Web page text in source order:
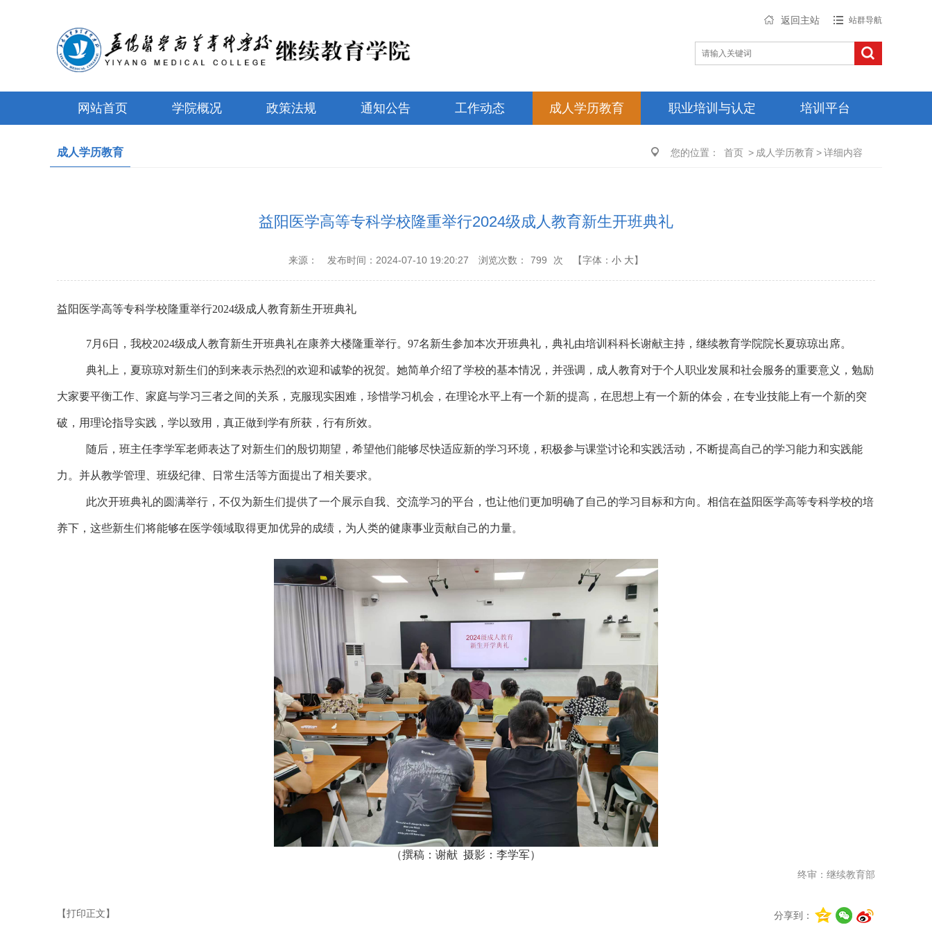
返回主站 站群导航
网站首页 学院概况 政策法规 通知公告 工作动态 成人学历教育 职业培训与认定 培训平台
您的位置： 首页 > 成人学历教育>详细内容
成人学历教育
益阳医学高等专科学校隆重举行2024级成人教育新生开班典礼
来源： 发布时间：2024-07-10 19:20:27 浏览次数： 799 次 【字体： 小 大】
益阳医学高等专科学校隆重举行2024级成人教育新生开班典礼
7月6日，我校2024级成人教育新生开班典礼在康养大楼隆重举行。97名新生参加本次开班典礼，典礼由培训科科长谢献主持，继续教育学院院长夏琼琼出席。
典礼上，夏琼琼对新生们的到来表示热烈的欢迎和诚挚的祝贺。她简单介绍了学校的基本情况，并强调，成人教育对于个人职业发展和社会服务的重要意义，勉励
大家要平衡工作、家庭与学习三者之间的关系，克服现实困难，珍惜学习机会，在理论水平上有一个新的提高，在思想上有一个新的体会，在专业技能上有一个新的突
破，用理论指导实践，学以致用，真正做到学有所获，行有所效。
随后，班主任李学军老师表达了对新生们的殷切期望，希望他们能够尽快适应新的学习环境，积极参与课堂讨论和实践活动，不断提高自己的学习能力和实践能
力。并从教学管理、班级纪律、日常生活等方面提出了相关要求。
此次开班典礼的圆满举行，不仅为新生们提供了一个展示自我、交流学习的平台，也让他们更加明确了自己的学习目标和方向。相信在益阳医学高等专科学校的培
养下，这些新生们将能够在医学领域取得更加优异的成绩，为人类的健康事业贡献自己的力量。
（撰稿：谢献 摄影：李学军）
终审：继续教育部
分享到：
【打印正文】